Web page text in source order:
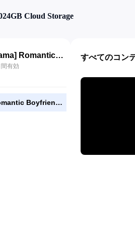
Cloud Storage
[nunadrama] Romantic Boyfriend Episode 2.480p.mp4
有効
[nunadrama] Romantic Boyfriend Episode 2.480p.mp4
すべてのコン